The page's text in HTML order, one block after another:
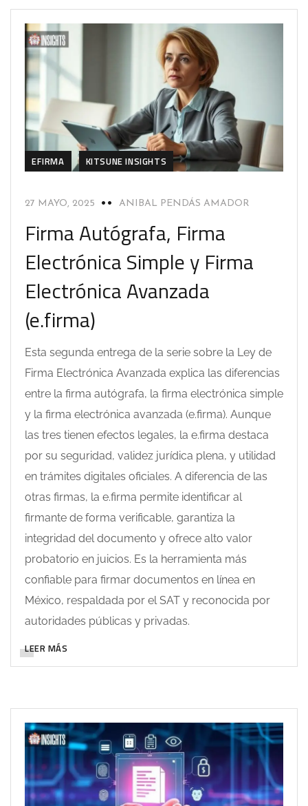
EFIRMA KITSUNE INSIGHTS
27 MAYO, 2025 ANIBAL PENDÁS AMADOR
Firma Autógrafa, Firma
Electrónica Simple y Firma
Electrónica Avanzada
(e.firma)
Esta segunda entrega de la serie sobre la Ley de
Firma Electrónica Avanzada explica las diferencias
entre la firma autógrafa, la firma electrónica simple
y la firma electrónica avanzada (e.firma). Aunque
las tres tienen efectos legales, la e.firma destaca
por su seguridad, validez jurídica plena, y utilidad
en trámites digitales oficiales. A diferencia de las
otras firmas, la e.firma permite identificar al
firmante de forma verificable, garantiza la
integridad del documento y ofrece alto valor
probatorio en juicios. Es la herramienta más
confiable para firmar documentos en línea en
México, respaldada por el SAT y reconocida por
autoridades públicas y privadas.
LEER MÁS